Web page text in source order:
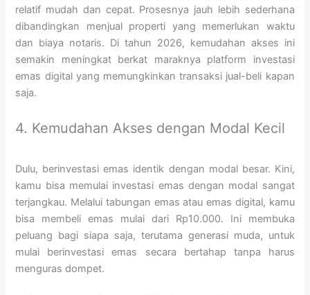
relatif mudah dan cepat. Prosesnya jauh lebih sederhana
dibandingkan menjual properti yang memerlukan waktu
dan biaya notaris. Di tahun 2026, kemudahan akses ini
semakin meningkat berkat maraknya platform investasi
emas digital yang memungkinkan transaksi jual-beli kapan
saja.
4. Kemudahan Akses dengan Modal Kecil
Dulu, berinvestasi emas identik dengan modal besar. Kini,
kamu bisa memulai investasi emas dengan modal sangat
terjangkau. Melalui tabungan emas atau emas digital, kamu
bisa membeli emas mulai dari Rp10.000. Ini membuka
peluang bagi siapa saja, terutama generasi muda, untuk
mulai berinvestasi emas secara bertahap tanpa harus
menguras dompet.